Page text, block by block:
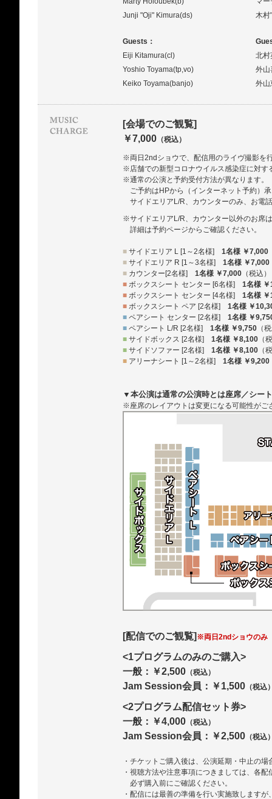
Junji "Oji" Kimura(ds)
木村
Guests：
Eiji Kitamura(cl)
北村
Yoshio Toyama(tp,vo)
外山
Keiko Toyama(banjo)
外山
[会場でのご観覧]
￥7,000 （税込）
※両日2ndショウで、配信用のライヴ撮影を
※店舗での新型コロナウイルス感染症に対す
※通常の公演と予約受付方法が異なります。
ご予約はHPから（インターネット予約）
サイドエリアL/R、カウンターのみ、お電
※サイドエリアL/R、カウンター以外のお席
詳細は予約ページからご確認ください。
■ サイドエリア L [1～2名様] 1名様 ￥7,000
■ サイドエリア R [1～3名様] 1名様 ￥7,000
■ カウンター[2名様] 1名様 ￥7,000 （税込）
■ ボックスシート センター [6名様] 1名様
■ ボックスシート センター [4名様] 1名様
■ ボックスシート ペア [2名様] 1名様 ￥
■ ペアシート センター [2名様] 1名様 ￥
■ ペアシート L/R [2名様] 1名様 ￥9,750 （
■ サイドボックス [2名様] 1名様 ￥8,100 （
■ サイドソファー [2名様] 1名様 ￥8,100 （
■ アリーナシート [1～2名様] 1名様 ￥9,200
▼本公演は通常の公演時とは座席／シー
※座席のレイアウトは変更になる可能性がご
[配信でのご観覧] ※両日2ndショウのみ
<1プログラムのみのご購入>
一般：￥2,500 （税込）
Jam Session会員：￥1,500 （税込
<2プログラム配信セット券>
一般：￥4,000 （税込）
Jam Session会員：￥2,500 （税込
・チケットご購入後は、公演延期・中止の
・視聴方法や注意事項につきましては、各
必ず購入前にご確認ください。
・配信には最善の準備を行い実施致します